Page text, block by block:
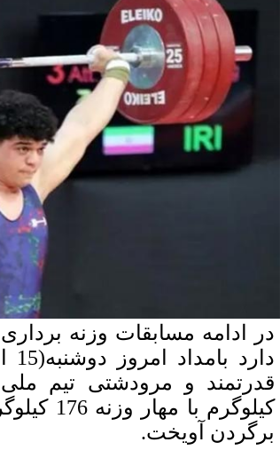
در ادامه مسابقات وزنه
برگردن آویخت.